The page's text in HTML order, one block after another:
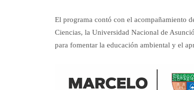
El programa contó con el acompañamiento
Ciencias, la Universidad Nacional de
para fomentar la educación ambiental y el